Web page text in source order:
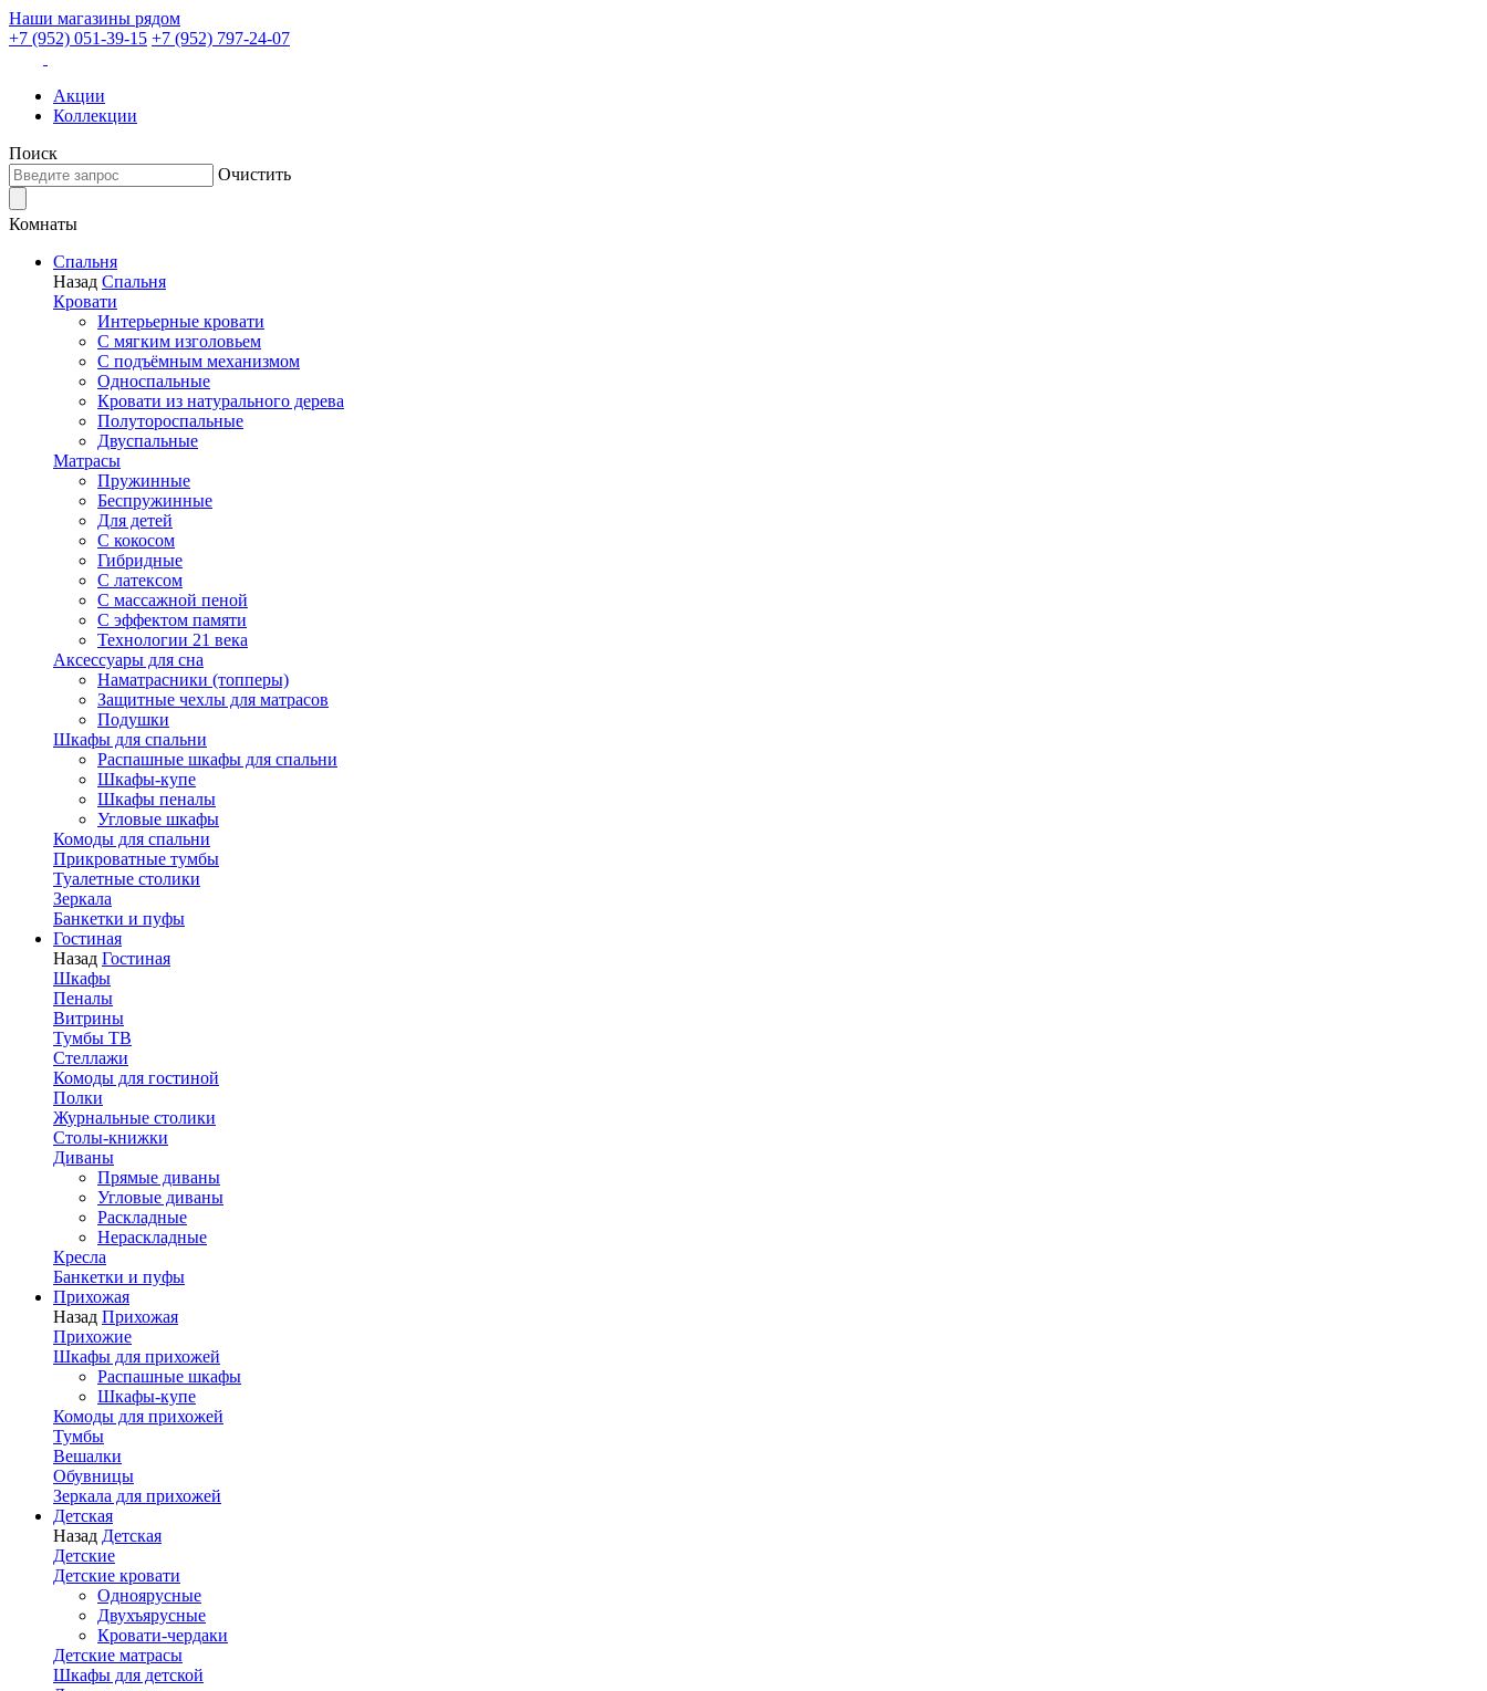
Наши магазины рядом
+7 (952) 051-39-15 +7 (952) 797-24-07
Акции
Коллекции
Поиск
Очистить
Комнаты
Спальня
Назад Спальня
Кровати
Интерьерные кровати
С мягким изголовьем
С подъёмным механизмом
Односпальные
Кровати из натурального дерева
Полутороспальные
Двуспальные
Матрасы
Пружинные
Беспружинные
Для детей
C кокосом
Гибридные
С латексом
С массажной пеной
С эффектом памяти
Технологии 21 века
Аксессуары для сна
Наматрасники (топперы)
Защитные чехлы для матрасов
Подушки
Шкафы для спальни
Распашные шкафы для спальни
Шкафы-купе
Шкафы пеналы
Угловые шкафы
Комоды для спальни
Прикроватные тумбы
Туалетные столики
Зеркала
Банкетки и пуфы
Гостиная
Назад Гостиная
Шкафы
Пеналы
Витрины
Тумбы ТВ
Стеллажи
Комоды для гостиной
Полки
Журнальные столики
Столы-книжки
Диваны
Прямые диваны
Угловые диваны
Раскладные
Нераскладные
Кресла
Банкетки и пуфы
Прихожая
Назад Прихожая
Прихожие
Шкафы для прихожей
Распашные шкафы
Шкафы-купе
Комоды для прихожей
Тумбы
Вешалки
Обувницы
Зеркала для прихожей
Детская
Назад Детская
Детские
Детские кровати
Одноярусные
Двухъярусные
Кровати-чердаки
Детские матрасы
Шкафы для детской